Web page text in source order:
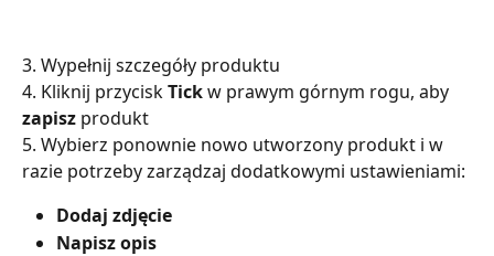
3. Wypełnij szczegóły produktu
4. Kliknij przycisk Tick w prawym górnym rogu, aby
zapisz produkt
5. Wybierz ponownie nowo utworzony produkt i w
razie potrzeby zarządzaj dodatkowymi ustawieniami:
Dodaj zdjęcie
Napisz opis